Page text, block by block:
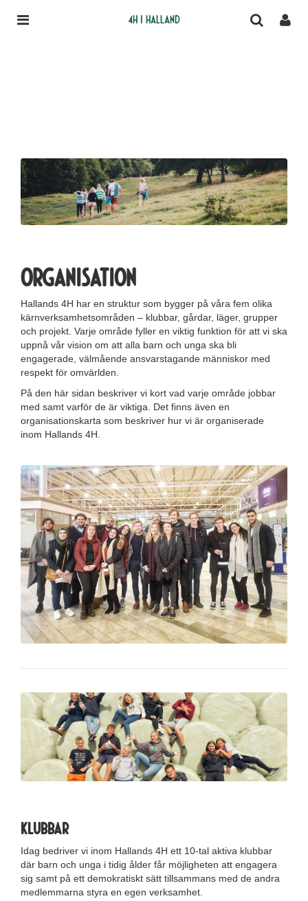
4H i Halland
Organisation
Hallands 4H har en struktur som bygger på våra fem olika
kärnverksamhetsområden – klubbar, gårdar, läger, grupper
och projekt. Varje område fyller en viktig funktion för att vi ska
uppnå vår vision om att alla barn och unga ska bli
engagerade, välmående ansvarstagande människor med
respekt för omvärlden.
På den här sidan beskriver vi kort vad varje område jobbar
med samt varför de är viktiga. Det finns även en
organisationskarta som beskriver hur vi är organiserade
inom Hallands 4H.
Klubbar
Idag bedriver vi inom Hallands 4H ett 10-tal aktiva klubbar
där barn och unga i tidig ålder får möjligheten att engagera
sig samt på ett demokratiskt sätt tillsammans med de andra
medlemmarna styra en egen verksamhet.